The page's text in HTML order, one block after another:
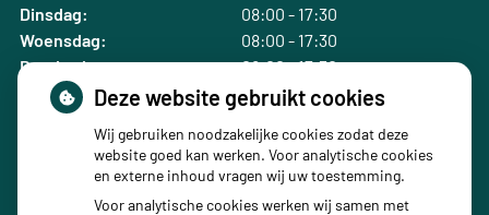
Dinsdag:
08:00 - 17:30
Woensdag:
08:00 - 17:30
Donderdag:
08:00 - 17:30
Vrijdag:
08:00 - 17:30
Deze website gebruikt cookies
Wij gebruiken noodzakelijke cookies zodat deze
website goed kan werken. Voor analytische cookies
en externe inhoud vragen wij uw toestemming.
Voor analytische cookies werken wij samen met